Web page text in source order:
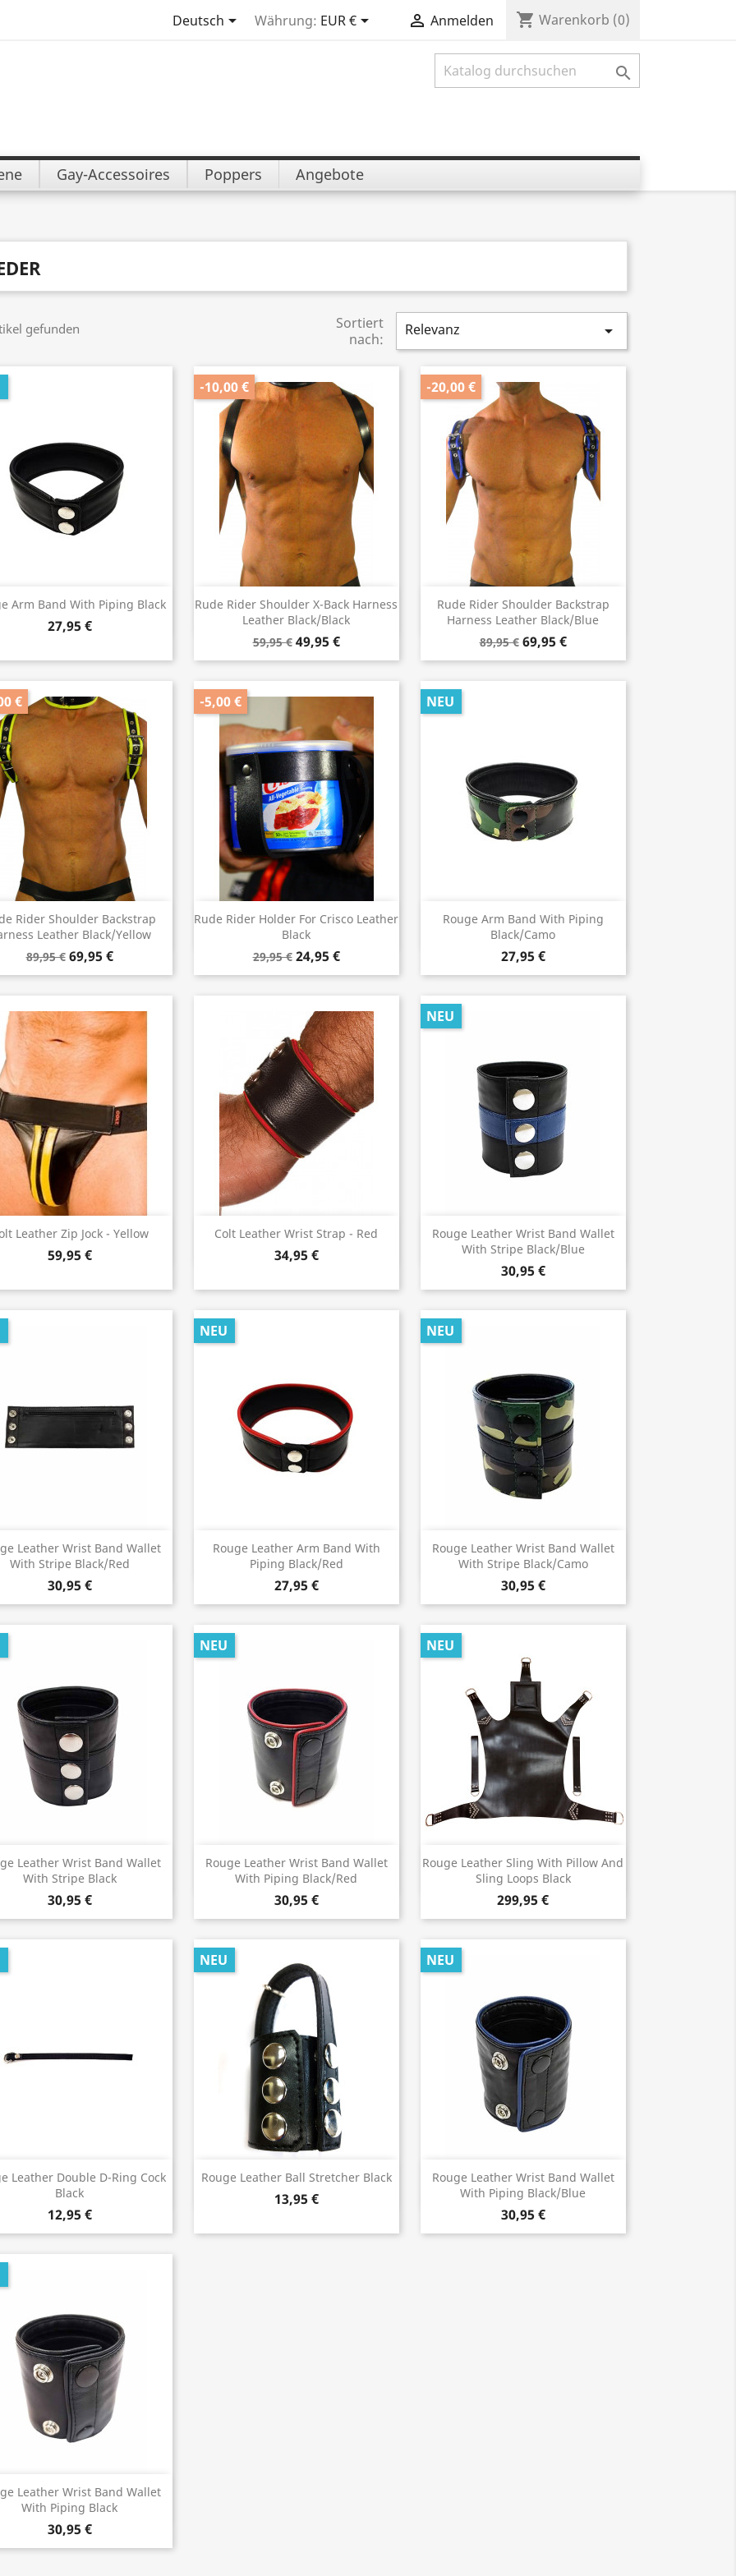
Deutsch Währung: EUR €  Anmelden shopping_cart Warenkorb (0)

Gay-Accessoires Poppers Angebote
gefunden
Sortiert
nach:
Relevanz 
Arm Band With Piping Black
27,95 €
Vorschau
Rude Rider Shoulder X-Back Harness
Leather Black/Black
59,95 € 49,95 €
-10,00 €
Vorschau
Rude Rider Shoulder Backstrap
Harness Leather Black/Blue
89,95 € 69,95 €
-20,00 €
Vorschau
Rider Shoulder Backstrap
Leather Black/Yellow
89,95 € 69,95 €
€
Vorschau
Rude Rider Holder For Crisco Leather
Black
29,95 € 24,95 €
-5,00 €
Vorschau
Rouge Arm Band With Piping
Black/Camo
27,95 €
NEU
Vorschau
Leather Zip Jock - Yellow
59,95 €
Vorschau Colt Leather Wrist Strap - Red
34,95 €
Vorschau
Rouge Leather Wrist Band Wallet
With Stripe Black/Blue
30,95 €
NEU
Vorschau
Leather Wrist Band Wallet
With Stripe Black/Red
30,95 €
Vorschau
Rouge Leather Arm Band With
Piping Black/Red
27,95 €
NEU
Vorschau
Rouge Leather Wrist Band Wallet
With Stripe Black/Camo
30,95 €
NEU
Vorschau
Leather Wrist Band Wallet
With Stripe Black
30,95 €
Vorschau
Rouge Leather Wrist Band Wallet
With Piping Black/Red
30,95 €
NEU
Vorschau
Rouge Leather Sling With Pillow And
Sling Loops Black
299,95 €
NEU
Vorschau
Leather Double D-Ring Cock
Black
12,95 €
Vorschau Rouge Leather Ball Stretcher Black
13,95 €
NEU
Vorschau
Rouge Leather Wrist Band Wallet
With Piping Black/Blue
30,95 €
NEU
Vorschau
Leather Wrist Band Wallet
With Piping Black
30,95 €
Vorschau